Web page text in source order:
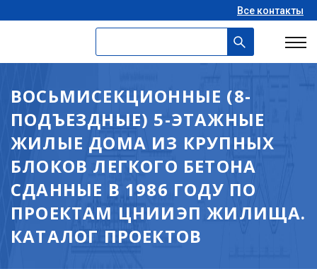
Все контакты
ВОСЬМИСЕКЦИОННЫЕ (8-
ПОДЪЕЗДНЫЕ) 5-ЭТАЖНЫЕ
ЖИЛЫЕ ДОМА ИЗ КРУПНЫХ
БЛОКОВ ЛЕГКОГО БЕТОНА
СДАННЫЕ В 1986 ГОДУ ПО
ПРОЕКТАМ ЦНИИЭП ЖИЛИЩА.
КАТАЛОГ ПРОЕКТОВ